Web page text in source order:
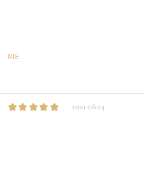
NIE
2021-06-24